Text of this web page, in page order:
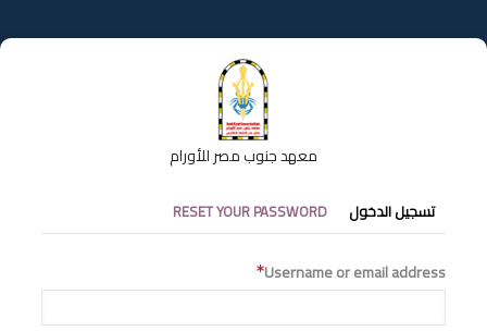
إلى
المحتوى
معهد جنوب مصر للأورام
التبويبات
الأساسية
تسجيل الدخول RESET YOUR PASSWORD
Username or email address